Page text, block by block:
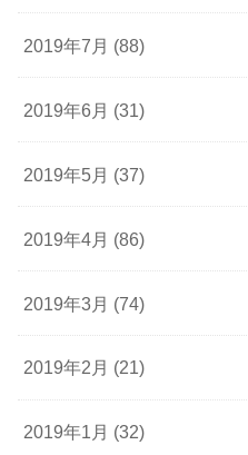
2019年7月 (88)
2019年6月 (31)
2019年5月 (37)
2019年4月 (86)
2019年3月 (74)
2019年2月 (21)
2019年1月 (32)